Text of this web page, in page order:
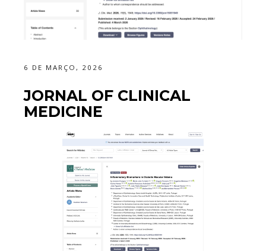
6 DE MARÇO, 2026
JORNAL OF CLINICAL
MEDICINE